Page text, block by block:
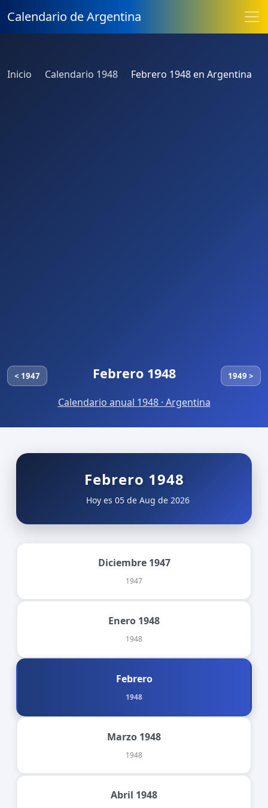
Calendario de Argentina
Inicio Calendario 1948 Febrero 1948 en Argentina
< 1947 Febrero 1948 1949 >
Calendario anual 1948 · Argentina
Febrero 1948
Hoy es 05 de Aug de 2026
Diciembre 1947
1947
Enero 1948
1948
Febrero
1948
Marzo 1948
1948
Abril 1948